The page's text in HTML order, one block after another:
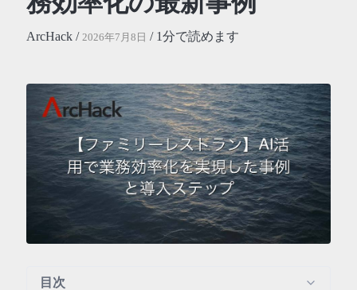
ArcHack / 2026年7月8日 / 1分で読めます
目次